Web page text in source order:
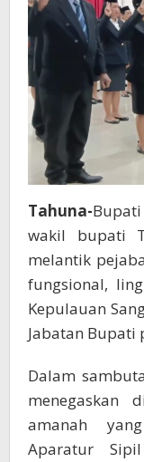
Tahuna-
wakil bupati
melantik
fungsional,
Kepulauan
Jabatan Bupati
Dalam
menegaskan
amanah
Aparatur